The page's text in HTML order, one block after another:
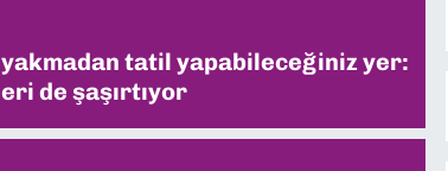
tatil yapabileceğiniz yer:
de şaşırtıyor